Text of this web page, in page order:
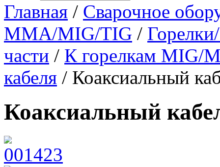
Главная / Сварочное
MMA/MIG/TIG /
части / К горелкам MIG/
кабеля / Коаксиальный
Коаксиальный